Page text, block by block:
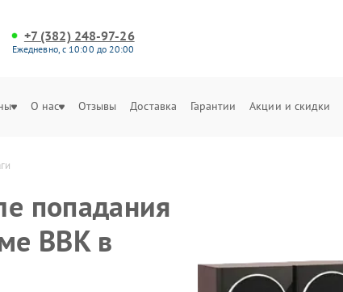
+7 (382) 248-97-26
Ежедневно, с 10:00 до 20:00
О нас Отзывы Доставка Гарантии Акции и скидки
попадания
BBK в